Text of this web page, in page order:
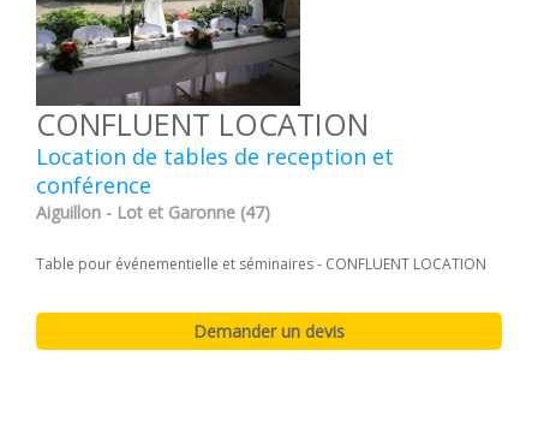
CONFLUENT LOCATION
Location de tables de reception et
conférence
Aiguillon - Lot et Garonne (47)
Table pour événementielle et séminaires - CONFLUENT LOCATION